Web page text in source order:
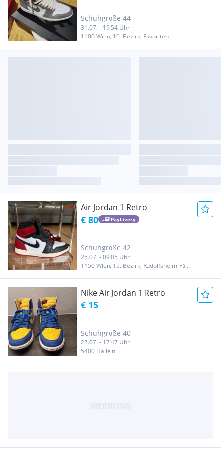
Schuhgröße 44
31.07. - 19:54 Uhr
1100 Wien, 10. Bezirk, Favoriten
Air Jordan 1 Retro
€ 80 PayLivery
Schuhgröße 42
25.07. - 09:05 Uhr
1150 Wien, 15. Bezirk, Rudolfsheim-Fünfhaus
Nike Air Jordan 1 Retro
€ 15
Schuhgröße 40
23.07. - 17:47 Uhr
5400 Hallein